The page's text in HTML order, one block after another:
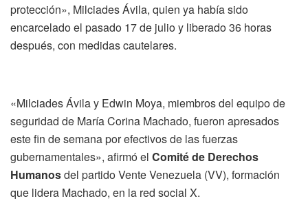
protección», Milciades Ávila, quien ya había sido
encarcelado el pasado 17 de julio y liberado 36 horas
después, con medidas cautelares.
«Milciades Ávila y Edwin Moya, miembros del equipo de
seguridad de María Corina Machado, fueron apresados
este fin de semana por efectivos de las fuerzas
gubernamentales», afirmó el Comité de Derechos
Humanosdel partido Vente Venezuela (VV), formación
que lidera Machado, en la red social X.